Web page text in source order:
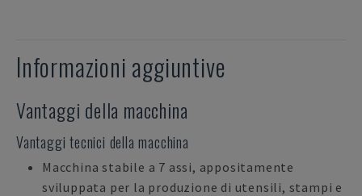
Informazioni aggiuntive
Vantaggi della macchina
Vantaggi tecnici della macchina
Macchina stabile a 7 assi, appositamente
sviluppata per la produzione di utensili, stampi e